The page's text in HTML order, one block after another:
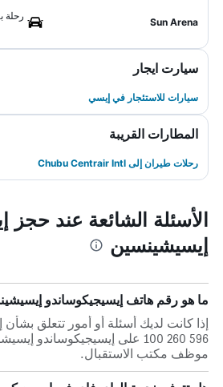
Sun Arena
رحلة
سيارت ايجار
سيارات للاستئجار في إيسي
المطارات القريبة
رحلات طيران إلى Chubu Centrair Intl
الأسئلة الشائعة عند حجز
إيسيشينسين
ما هو رقم هاتف إيسيجيكوساندو
596 260 100 على إيسيجيكوساندو
موظف مكتب الاستقبال.